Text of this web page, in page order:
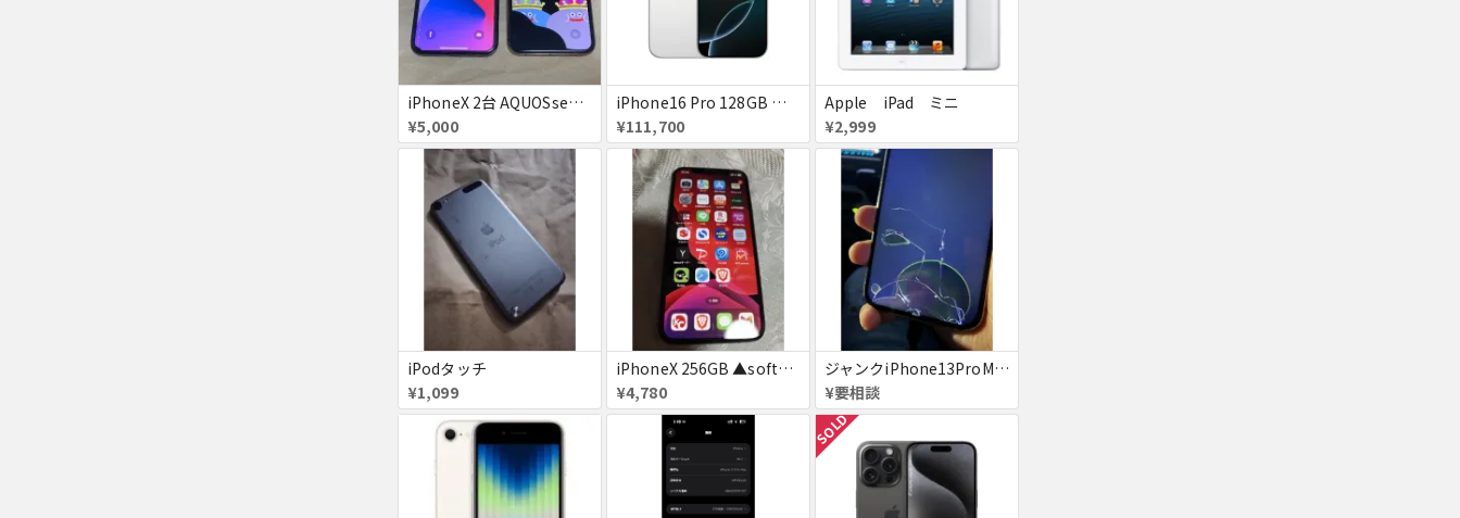
iPhoneX 2台 AQUOSsense5g ジャンク品
¥5,000
iPhone16 Pro 128GB ホワイトチタニウム docomo 送料無料
¥111,700
Apple iPad ミニ
¥2,999
iPodタッチ
¥1,099
iPhoneX 256GB ▲softbank ジャンク スペースグレイ A1902 送料無料
¥4,780
ジャンクiPhone13ProMax 128GB ドコモ
¥要相談
SOLD